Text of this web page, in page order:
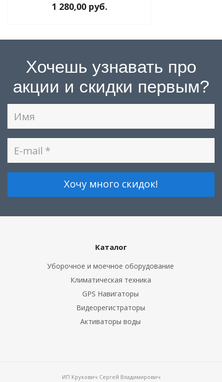
1 280,00 руб.
Хочешь узнавать про
акции и скидки первым?
Каталог
Уборочное и моечное оборудование
Климатическая техника
GPS Навигаторы
Видеорегистраторы
Активаторы воды
ИП Крукович Сергей Владимирович